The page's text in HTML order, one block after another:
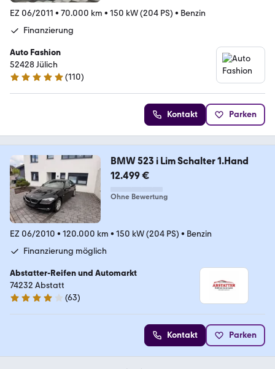
EZ 06/2011 • 70.000 km • 150 kW (204 PS) • Benzin
Finanzierung
Auto Fashion
52428 Jülich
4.9 Sterne
(110)
Kontakt Parken
BMW 523 i Lim Schalter 1.Hand
12.499 €
Ohne Bewertung
EZ 06/2010 • 120.000 km • 150 kW (204 PS) • Benzin
Finanzierung möglich
Abstatter-Reifen und Automarkt
74232 Abstatt
4.1 Sterne
(63)
Kontakt Parken